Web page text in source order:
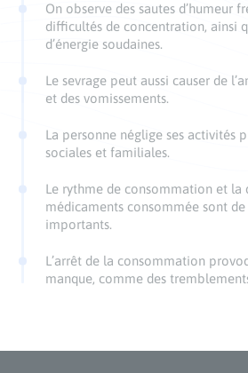
On observe des sautes d’humeur
difficultés de concentration, ainsi
d’énergie soudaines.
Le sevrage peut aussi causer de
et des vomissements.
La personne néglige ses activités
sociales et familiales.
Le rythme de consommation et la
médicaments consommée sont
importants.
L’arrêt de la consommation
manque, comme des